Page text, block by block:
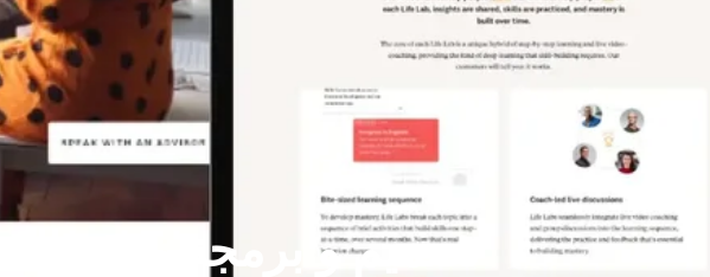
تصميم و برمجة موقع